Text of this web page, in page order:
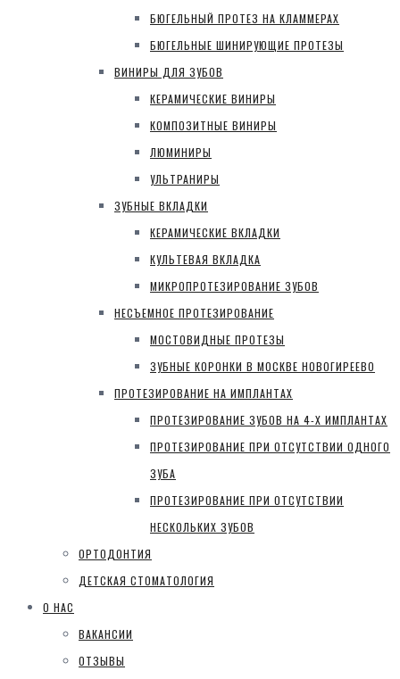
БЮГЕЛЬНЫЙ ПРОТЕЗ НА КЛАММЕРАХ
БЮГЕЛЬНЫЕ ШИНИРУЮЩИЕ ПРОТЕЗЫ
ВИНИРЫ ДЛЯ ЗУБОВ
КЕРАМИЧЕСКИЕ ВИНИРЫ
КОМПОЗИТНЫЕ ВИНИРЫ
ЛЮМИНИРЫ
УЛЬТРАНИРЫ
ЗУБНЫЕ ВКЛАДКИ
КЕРАМИЧЕСКИЕ ВКЛАДКИ
КУЛЬТЕВАЯ ВКЛАДКА
МИКРОПРОТЕЗИРОВАНИЕ ЗУБОВ
НЕСЪЕМНОЕ ПРОТЕЗИРОВАНИЕ
МОСТОВИДНЫЕ ПРОТЕЗЫ
ЗУБНЫЕ КОРОНКИ В МОСКВЕ НОВОГИРЕЕВО
ПРОТЕЗИРОВАНИЕ НА ИМПЛАНТАХ
ПРОТЕЗИРОВАНИЕ ЗУБОВ НА 4-Х ИМПЛАНТАХ
ПРОТЕЗИРОВАНИЕ ПРИ ОТСУТСТВИИ ОДНОГО
ЗУБА
ПРОТЕЗИРОВАНИЕ ПРИ ОТСУТСТВИИ
НЕСКОЛЬКИХ ЗУБОВ
ОРТОДОНТИЯ
ДЕТСКАЯ СТОМАТОЛОГИЯ
О НАС
ВАКАНСИИ
ОТЗЫВЫ